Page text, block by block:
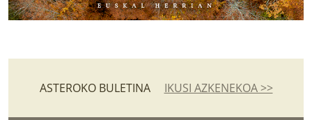
ASTEROKO BULETINA IKUSI AZKENEKOA >>